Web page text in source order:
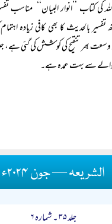
کی کتاب ’’انوار البیان‘‘ مناسب
بالحدیث کا بھی کافی زیادہ
بھر تنقیح کی کوشش کی گئی ہے،
حوالے سے بہت عمدہ ہے۔
الشریعہ — جون ۲۰۲۴ء
جلد ۳۵ ۔ شمارہ ۶